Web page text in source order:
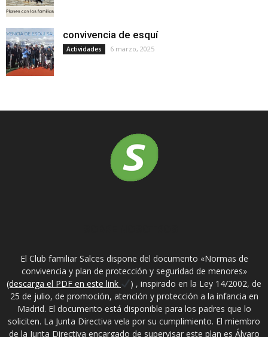
convivencia de esquí
Actividades 6 marzo, 2025
El Club familiar Salces dispone del documento «Normas de
convivencia y plan de protección y seguridad de menores»
(descarga el PDF en este link
) , inspirado en la Ley 14/2002, de
25 de julio, de promoción, atención y protección a la infancia en
Madrid. El documento está disponible para los padres que lo
soliciten. La Junta Directiva vela por su cumplimiento. El miembro
de la Junta Directiva encargado de supervisar este plan es Álvaro